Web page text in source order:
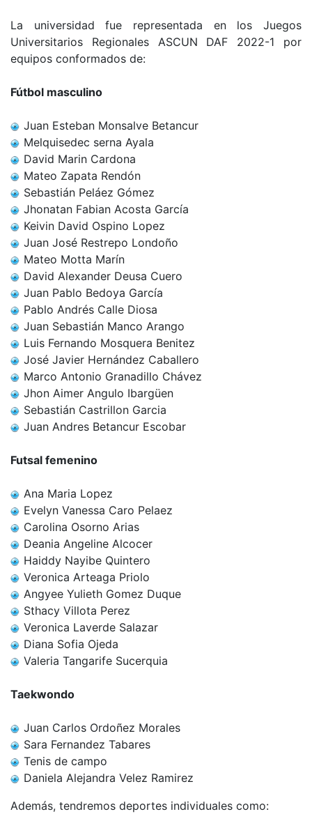
La universidad fue representada en los Juegos
Universitarios Regionales ASCUN DAF 2022-1 por
equipos conformados de:
Fútbol masculino
Juan Esteban Monsalve Betancur
Melquisedec serna Ayala
David Marin Cardona
Mateo Zapata Rendón
Sebastián Peláez Gómez
Jhonatan Fabian Acosta García
Keivin David Ospino Lopez
Juan José Restrepo Londoño
Mateo Motta Marín
David Alexander Deusa Cuero
Juan Pablo Bedoya García
Pablo Andrés Calle Diosa
Juan Sebastián Manco Arango
Luis Fernando Mosquera Benitez
José Javier Hernández Caballero
Marco Antonio Granadillo Chávez
Jhon Aimer Angulo Ibargüen
Sebastián Castrillon Garcia
Juan Andres Betancur Escobar
Futsal femenino
Ana Maria Lopez
Evelyn Vanessa Caro Pelaez
Carolina Osorno Arias
Deania Angeline Alcocer
Haiddy Nayibe Quintero
Veronica Arteaga Priolo
Angyee Yulieth Gomez Duque
Sthacy Villota Perez
Veronica Laverde Salazar
Diana Sofia Ojeda
Valeria Tangarife Sucerquia
Taekwondo
Juan Carlos Ordoñez Morales
Sara Fernandez Tabares
Tenis de campo
Daniela Alejandra Velez Ramirez
Además, tendremos deportes individuales como: